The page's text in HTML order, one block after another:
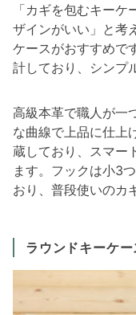
「カギを包むキー
ザインがいい」と考
ケースがおすすめで
計しており、シンプ
高級本革で職人が一
な曲線で上品に仕上
蔵しており、スマー
ます。フックは小3
おり、普段使いのカ
ラウンドキーケー